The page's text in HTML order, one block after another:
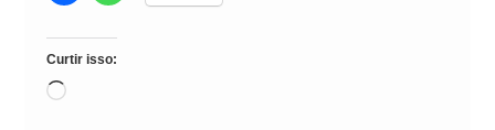
Curtir isso:
Carregando...